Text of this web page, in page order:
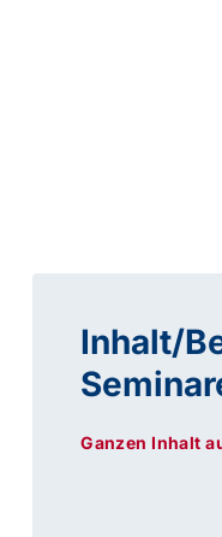
Inhalt/
Ganzen Inhalt